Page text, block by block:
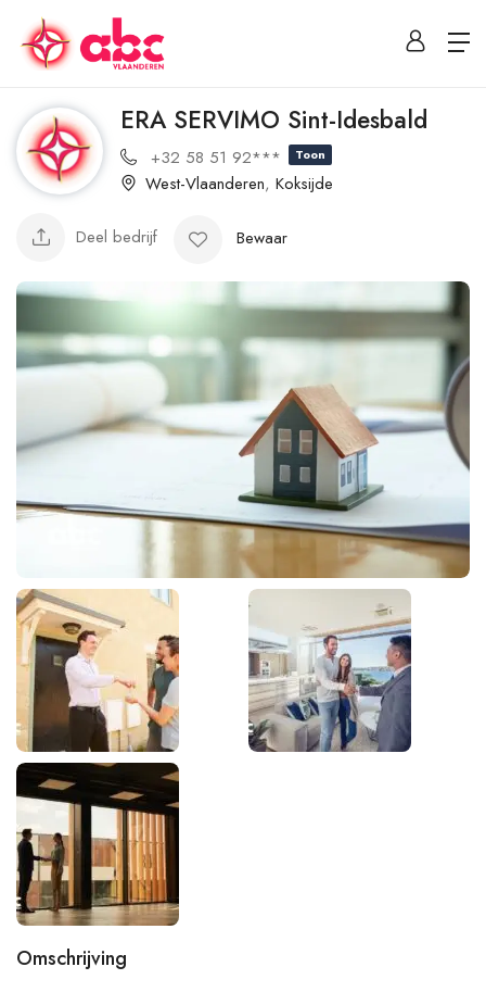
ERA SERVIMO Sint-Idesbald
+32 58 51 92*** Toon
West-Vlaanderen, Koksijde
Deel bedrijf Bewaar
Omschrijving